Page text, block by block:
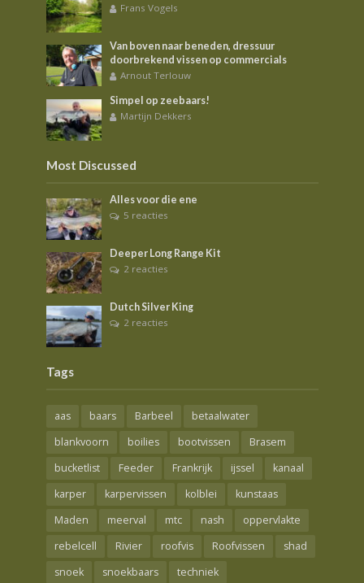
Frans Vogels
Van boven naar beneden, dressuur
doorbrekend vissen op commercials
Arnout Terlouw
Simpel op zeebaars!
Martijn Dekkers
Most Discussed
Alles voor die ene
5 reacties
Deeper Long Range Kit
2 reacties
Dutch Silver King
2 reacties
Tags
aas baars Barbeel
betaalwater
blankvoorn
boilies bootvissen
Brasem
bucketlist
Feeder Frankrijk ijssel
kanaal
karper
karpervissen kolblei
kunstaas
Maden
meerval mtc nash
oppervlakte
rebelcell
Rivier roofvis Roofvissen
shad
snoek
snoekbaars techniek